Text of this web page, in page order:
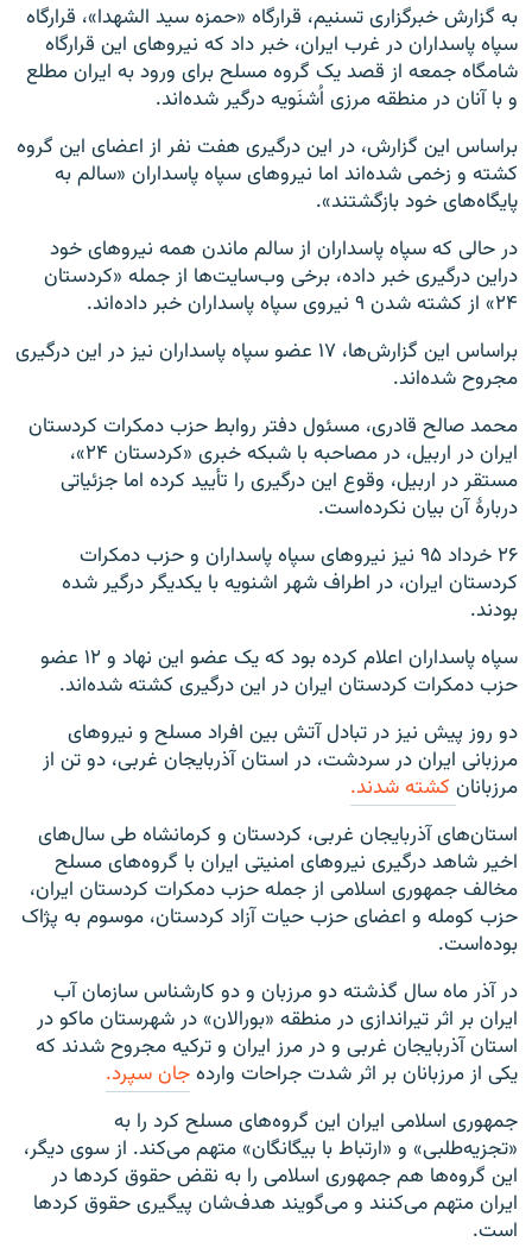
به گزارش خبرگزاری تسنیم، قرارگاه «حمزه سید الشهدا»، قرارگاه
سپاه پاسداران در غرب ایران، خبر داد که نیروهای این قرارگاه
شامگاه جمعه از قصد یک گروه مسلح برای ورود به ایران مطلع
و با آنان در منطقه مرزی اُشنَویه درگیر شده‌اند.
براساس این گزارش، در این درگیری هفت نفر از اعضای این گروه
کشته و زخمی شده‌اند اما نیروهای سپاه پاسداران «سالم به
پایگاه‌های خود بازگشتند».
در حالی که سپاه پاسداران از سالم ماندن همه نیروهای خود
دراین درگیری خبر داده، برخی وب‌سایت‌ها از جمله «کردستان
۲۴» از کشته شدن ۹ نیروی سپاه پاسداران خبر داده‌اند.
براساس این گزارش‌ها، ۱۷ عضو سپاه پاسداران نیز در این درگیری
مجروح شده‌اند.
محمد صالح قادری، مسئول دفتر روابط حزب دمکرات کردستان
ایران در اربیل، در مصاحبه با شبکه خبری «کردستان ۲۴»،
مستقر در اربیل، وقوع این درگیری را تأیید کرده اما جزئیاتی
دربارهٔ آن بیان نکرده‌است.
۲۶ خرداد ۹۵ نیز نیروهای سپاه پاسداران و حزب دمکرات
کردستان ایران، در اطراف شهر اشنویه با یکدیگر درگیر شده
بودند.
سپاه پاسداران اعلام کرده بود که یک عضو این نهاد و ۱۲ عضو
حزب دمکرات کردستان ایران در این درگیری کشته شده‌اند.
دو روز پیش نیز در تبادل آتش بین افراد مسلح و نیروهای
مرزبانی ایران در سردشت، در استان آذربایجان غربی، دو تن از
مرزبانان کشته شدند.
استان‌های آذربایجان غربی، کردستان و کرمانشاه طی سال‌های
اخیر شاهد درگیری نیروهای امنیتی ایران با گروه‌های مسلح
مخالف جمهوری اسلامی از جمله حزب دمکرات کردستان ایران،
حزب کومله و اعضای حزب حیات آزاد کردستان، موسوم به پژاک
بوده‌است.
در آذر ماه سال گذشته دو مرزبان و دو کارشناس سازمان آب
ایران بر اثر تیراندازی در منطقه «بورالان» در شهرستان ماکو در
استان آذربایجان غربی و در مرز ایران و ترکیه مجروح شدند که
یکی از مرزبانان بر اثر شدت جراحات واردهجان سپرد.
جمهوری اسلامی ایران این گروه‌های مسلح کرد را به
«تجزیه‌طلبی» و «ارتباط با بیگانگان» متهم می‌کند. از سوی دیگر،
این گروه‌ها هم جمهوری اسلامی را به نقض حقوق کردها در
ایران متهم می‌کنند و می‌گویند هدف‌شان پیگیری حقوق کردها
است.